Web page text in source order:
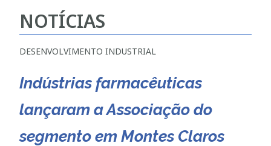
NOTÍCIAS
DESENVOLVIMENTO INDUSTRIAL
Indústrias farmacêuticas
lançaram a Associação do
segmento em Montes Claros